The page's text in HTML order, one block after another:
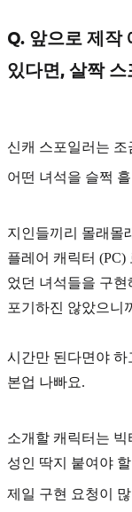
Q. 앞으로 제작
있다면, 살짝
신캐 스포일러는
어떤 녀석을 슬쩍
지인들끼리 몰래몰
플레어 캐릭터
었던 녀석들을 구
포기하진 않았으니
시간만 된다면야 하
본업 나빠요.
소개할 캐릭터는 빅
성인 딱지 붙여야
제일 구현 요청이